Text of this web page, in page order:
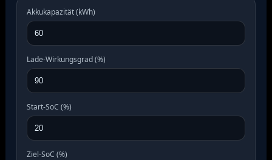
Akkukapazität (kWh)
Lade-Wirkungsgrad (%)
Start-SoC (%)
Ziel-SoC (%)